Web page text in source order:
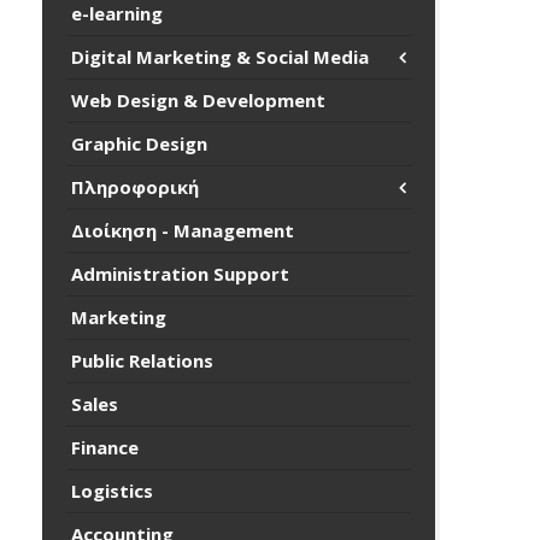
e-learning
Digital Marketing & Social Media
Web Design & Development
Graphic Design
Πληροφορική
Διοίκηση - Management
Administration Support
Marketing
Public Relations
Sales
Finance
Logistics
Accounting